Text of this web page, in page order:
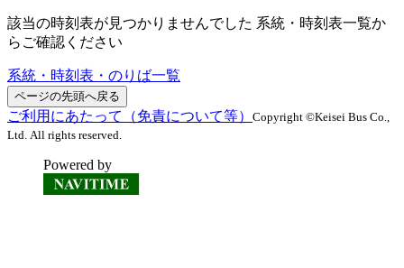
該当の時刻表が見つかりませんでした 系統・時刻表一覧か
らご確認ください
系統・時刻表・のりば一覧
ページの先頭へ戻る
ご利用にあたって（免責について等） Copyright ©Keisei Bus Co.,
Ltd. All rights reserved.
Powered by